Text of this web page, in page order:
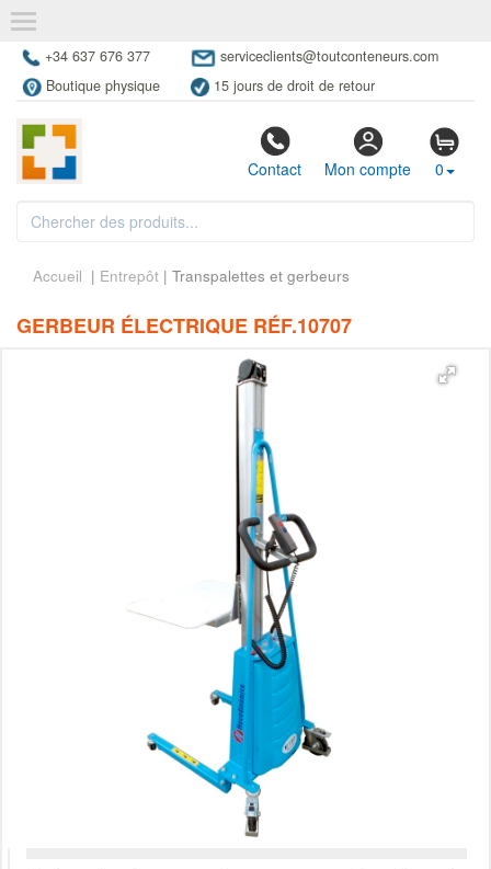
+34 637 676 377
serviceclients@toutconteneurs.com
Boutique physique
15 jours de droit de retour
Contact Mon compte 0
Accueil | Entrepôt | Transpalettes et gerbeurs
GERBEUR ÉLECTRIQUE RÉF.10707